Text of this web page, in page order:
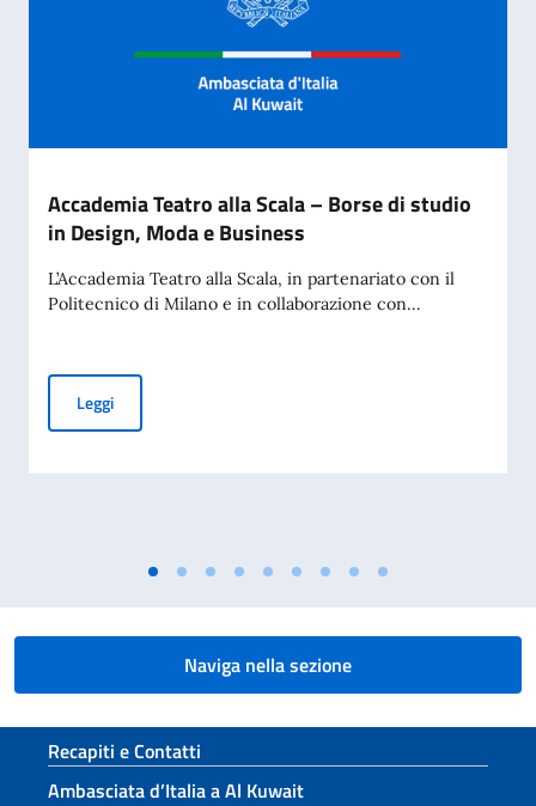
Accademia Teatro alla Scala – Borse di studio
in Design, Moda e Business
L’Accademia Teatro alla Scala, in partenariato con il
Politecnico di Milano e in collaborazione con...
LeggiAccademia Teatro alla Scala – Borse di studio in Design,
Naviga nella sezione
Sezione footer
Recapiti e Contatti
Ambasciata d’Italia a Al Kuwait